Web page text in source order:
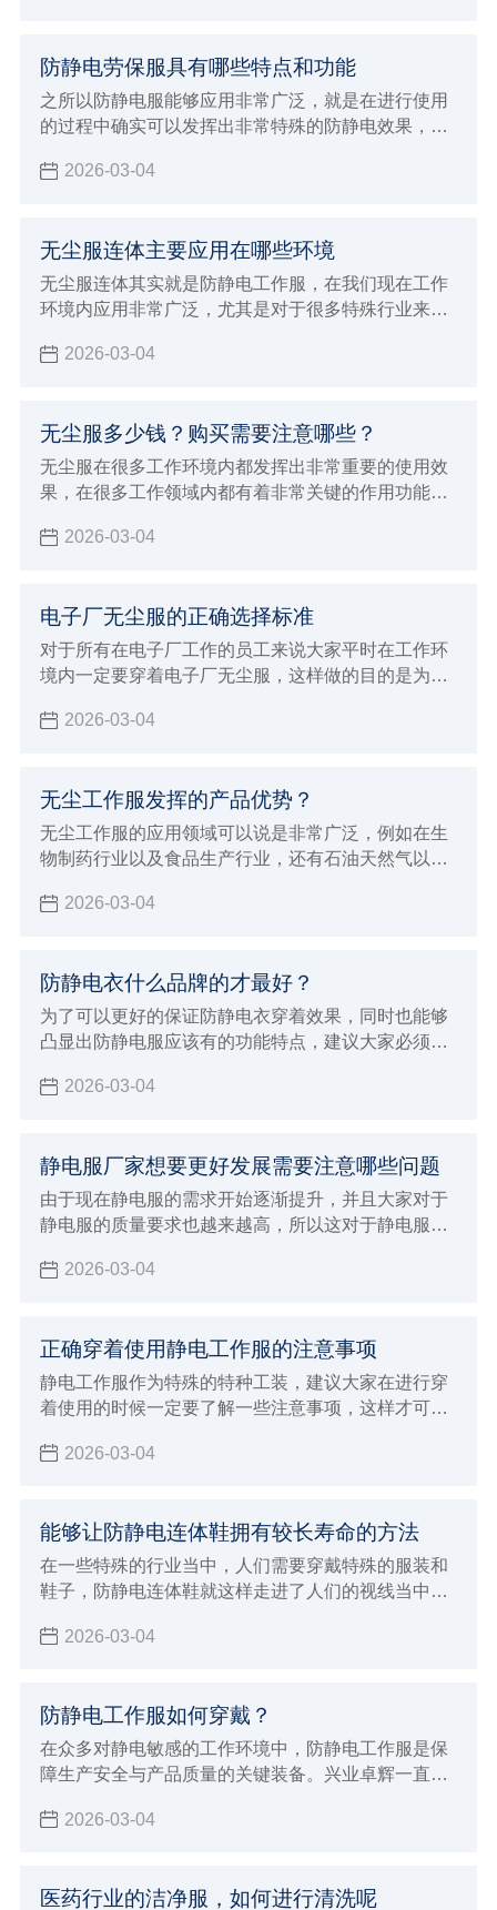
防静电劳保服具有哪些特点和功能
之所以防静电服能够应用非常广泛，就是在进行使用
的过程中确实可以发挥出非常特殊的防静电效果，对
电劳保服确实也能够给大家带来更好的穿着效果，在
满足各种不同工业环境的生产加工要求，对于应对各
种特殊工作来说会有非常好的保障，在特殊的环境内
避免静电造成严重的影响。
2026-03-04
无尘服连体主要应用在哪些环境
无尘服连体其实就是防静电工作服，在我们现在工作
环境内应用非常广泛，尤其是对于很多特殊行业来说
出灰尘，而且能够达到很好的防静电效果，所以对于
2026-03-04
无尘服多少钱？购买需要注意哪些？
无尘服在很多工作环境内都发挥出非常重要的使用效
果，在很多工作领域内都有着非常关键的作用功能，
2026-03-04
电子厂无尘服的正确选择标准
对于所有在电子厂工作的员工来说大家平时在工作环
境内一定要穿着电子厂无尘服，这样做的目的是为了
种电子仪器造成损伤
2026-03-04
无尘工作服发挥的产品优势？
无尘工作服的应用领域可以说是非常广泛，例如在生
物制药行业以及食品生产行业，还有石油天然气以及
工要求，在进行穿着的时候非常贴身舒适，而且能够
的优点，在进行应用的过程当中也能够展现出非常多
的产品优势，可以满足各种不同环境的严苛要求。
2026-03-04
防静电衣什么品牌的才最好？
为了可以更好的保证防静电衣穿着效果，同时也能够
凸显出防静电服应该有的功能特点，建议大家必须要
注意事项，在整个选购的过程当中就变得至关重要，
2026-03-04
静电服厂家想要更好发展需要注意哪些问题
由于现在静电服的需求开始逐渐提升，并且大家对于
静电服的质量要求也越来越高，所以这对于静电服厂
存的状态，如果想要能够让自己的厂家得到更好的发
2026-03-04
正确穿着使用静电工作服的注意事项
静电工作服作为特殊的特种工装，建议大家在进行穿
着使用的时候一定要了解一些注意事项，这样才可以
2026-03-04
能够让防静电连体鞋拥有较长寿命的方法
在一些特殊的行业当中，人们需要穿戴特殊的服装和
鞋子，防静电连体鞋就这样走进了人们的视线当中，
以自然希望它能够有较长的使用寿命，那么如何才能
2026-03-04
防静电工作服如何穿戴？
在众多对静电敏感的工作环境中，防静电工作服是保
障生产安全与产品质量的关键装备。兴业卓辉一直致
家详细介绍防静电工作服的正确穿戴方法及其重要意
2026-03-04
医药行业的洁净服，如何进行清洗呢